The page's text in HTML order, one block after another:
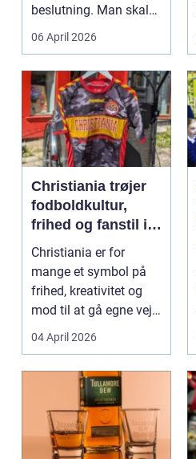
beslutning. Man skal
både føle si...
06 April 2026
Christiania trøjer
fodboldkultur,
frihed og fanstil i
ét
Christiania er for
mange et symbol på
frihed, kreativitet og
mod til at gå egne veje.
Den samme ånd ...
04 April 2026